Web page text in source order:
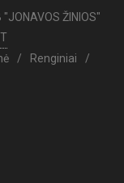
ŽINIOS"
/ Renginiai
/